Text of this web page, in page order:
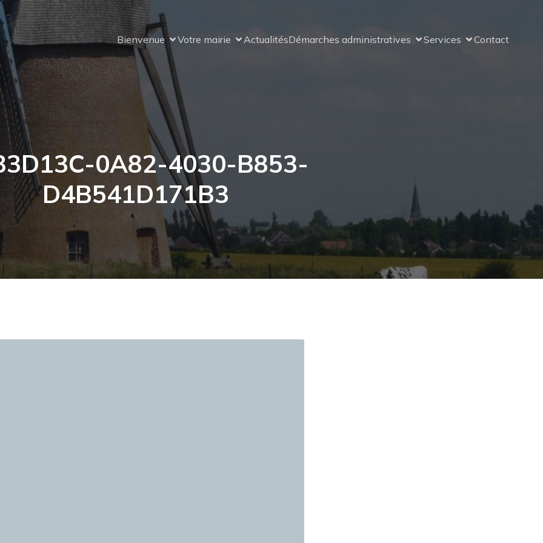
Bienvenue Votre mairie ActualitésDémarches administratives Services Contact
0A82-4030-B853-
D4B541D171B3